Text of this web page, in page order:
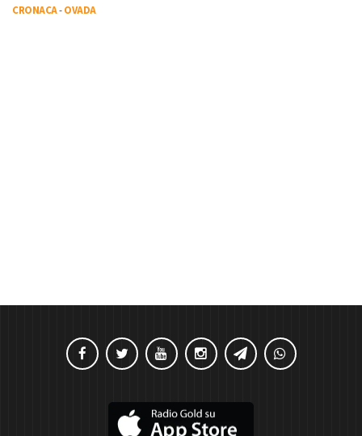
CRONACA-OVADA